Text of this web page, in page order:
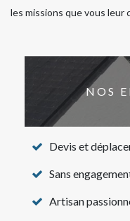
les missions que vous leur
NOS
Devis et
Sans
Artisan